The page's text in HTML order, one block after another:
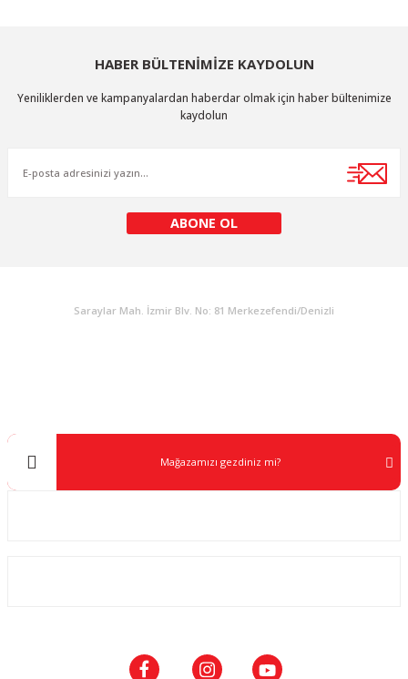
HABER BÜLTENİMİZE KAYDOLUN
Yeniliklerden ve kampanyalardan haberdar olmak için haber bültenimize
kaydolun
ABONE OL
Saraylar Mah. İzmir Blv. No: 81 Merkezefendi/Denizli
Mağazamızı gezdiniz mi?